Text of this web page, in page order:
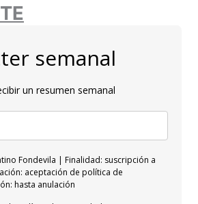
semanal
un resumen semanal
Fondevila | Finalidad: suscripción a
aceptación de política de
hasta anulación